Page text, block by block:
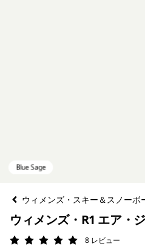
ウィメンズ・スキー＆スノーボ
ウィメンズ・R1 エア・
評価: 5 / 5 8 レビュー